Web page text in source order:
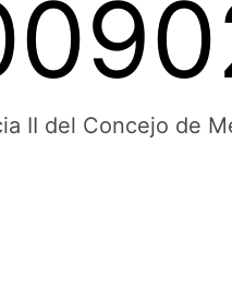
II del Concejo de